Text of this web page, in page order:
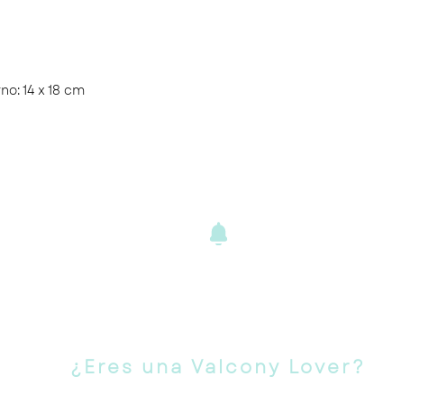
14 x 18 cm
¿Eres una Valcony Lover?